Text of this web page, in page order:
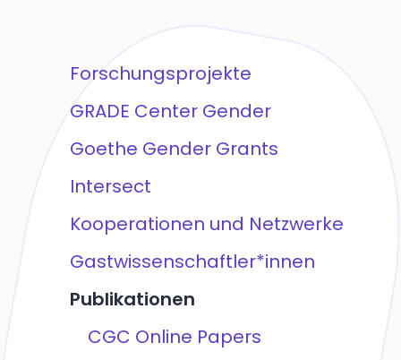
Forschungsprojekte
GRADE Center Gender
Goethe Gender Grants
Intersect
Kooperationen und Netzwerke
Gastwissenschaftler*innen
Publikationen
CGC Online Papers